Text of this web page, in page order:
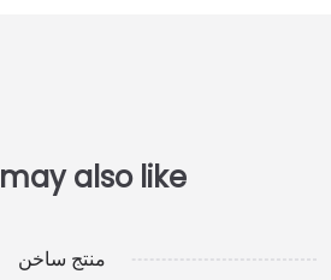
منتج ساخن